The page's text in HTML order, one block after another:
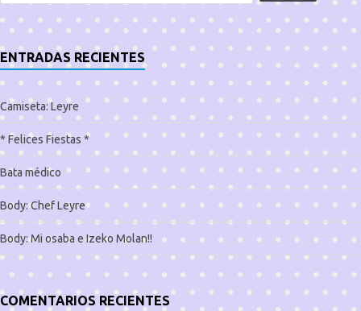
ENTRADAS RECIENTES
Camiseta: Leyre
* Felices Fiestas *
Bata médico
Body: Chef Leyre
Body: Mi osaba e Izeko Molan!!
COMENTARIOS RECIENTES